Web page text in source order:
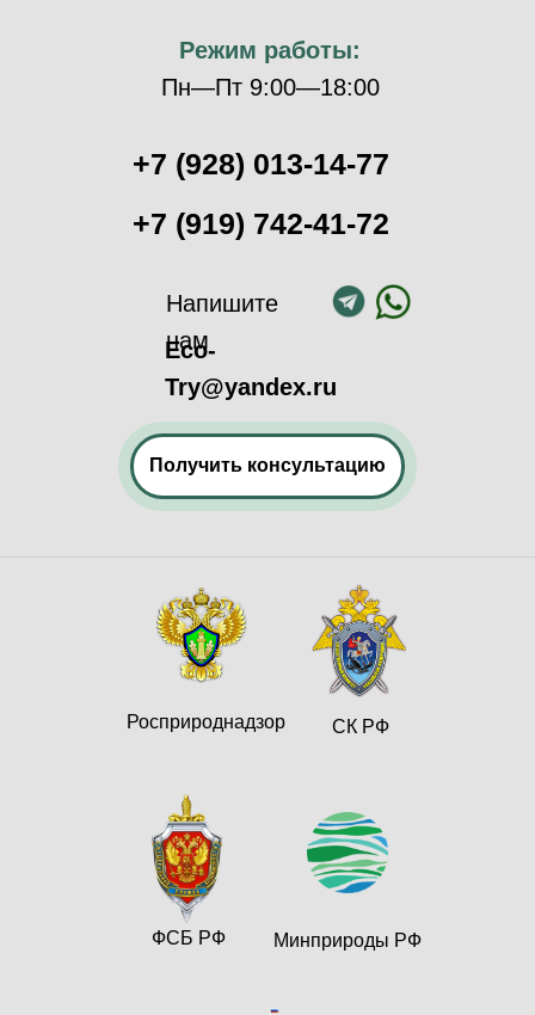
Режим работы:
Пн—Пт 9:00—18:00
+7 (928) 013-14-77
+7 (919) 742-41-72
Eco-
Try@yandex.ru
Получить консультацию
Напишите
нам
СК РФ
ФСБ РФ
Росприроднадзор
Минприроды РФ